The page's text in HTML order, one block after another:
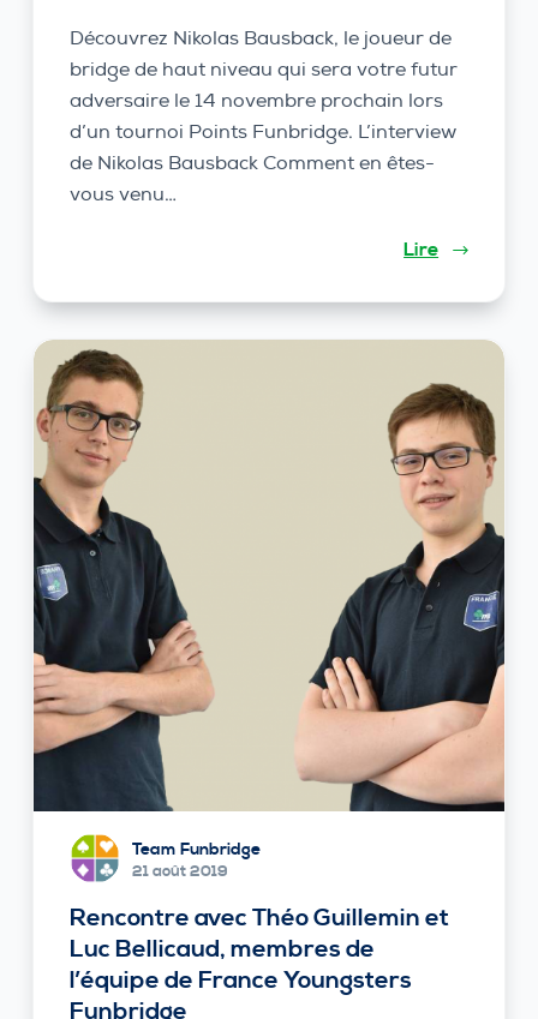
Découvrez Nikolas Bausback, le joueur de
bridge de haut niveau qui sera votre futur
adversaire le 14 novembre prochain lors
d’un tournoi Points Funbridge. L’interview
de Nikolas Bausback Comment en êtes-
vous venu…
Lire
Team Funbridge
21 août 2019
Rencontre avec Théo Guillemin et
Luc Bellicaud, membres de
l’équipe de France Youngsters
Funbridge